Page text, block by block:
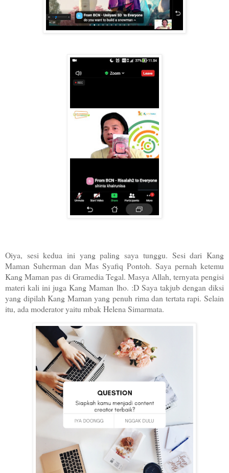
Oiya, sesi kedua ini yang paling saya tunggu. Sesi dari Kang
Maman Suherman dan Mas Syafiq Pontoh. Saya pernah ketemu
Kang Maman pas di Gramedia Tegal. Masya Allah, ternyata pengisi
materi kali ini juga Kang Maman lho. :D Saya takjub dengan diksi
yang dipilah Kang Maman yang penuh rima dan tertata rapi. Selain
itu, ada moderator yaitu mbak Helena Simarmata.